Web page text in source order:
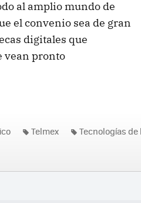
al amplio mundo de
el convenio sea de gran
digitales que
vean pronto
Telmex Tecnologías